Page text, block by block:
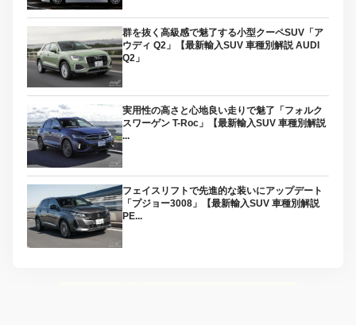
群を抜く高級感で魅了する小型クーペSUV「ア
ウディ Q2」【最新輸入SUV 車種別解説 AUDI
Q2」
実用性の高さと心地良い走りで魅了「フォルク
スワーゲン T-Roc」【最新輸入SUV 車種別解説
...
フェイスリフトで先進的な装いにアップデート
「プジョー3008」【最新輸入SUV 車種別解説
PE...